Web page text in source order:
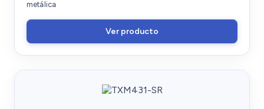
metálica
Ver producto